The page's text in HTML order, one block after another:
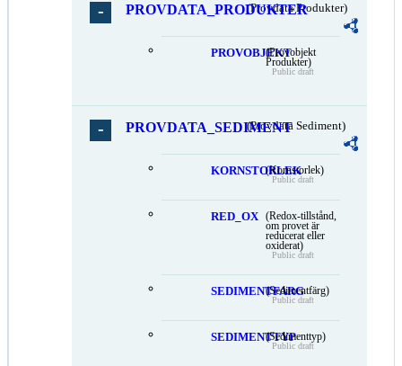
PROVDATA_PRODUKTER
(Provdata Produkter)
PROVOBJEKT(Provobjekt
Produkter)
Public draft
PROVDATA_SEDIMENT(Provdata Sediment)
KORNSTORLEK
(Kornstorlek)
Public draft
RED_OX
(Redox-tillstånd,
om provet är
reducerat eller
oxiderat)
Public draft
SEDIMENTFARG
(Sedimentfärg)
Public draft
SEDIMENTTYP(Sedimenttyp)
Public draft